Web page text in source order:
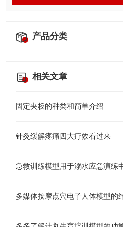
产品分类
相关文章
固定夹板的种类和简单介绍
针灸缓解疼痛四大疗效看过来
急救训练模型用于溺水应急演练
多媒体按摩点穴电子人体模型的